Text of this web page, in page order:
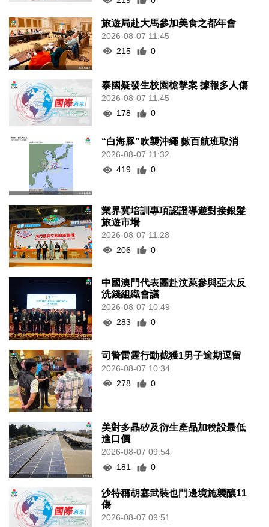
旅遊局赴大馬參加美食之都年會
2026-08-07 11:45
215
0
泰國疑發生校園槍擊案 據報多人傷
2026-08-07 11:45
178
0
“白海豚”吹襲沖繩 數百航班取消
2026-08-07 11:32
419
0
業界冀培訓專項認證導遊對接銀髮
旅遊市場
2026-08-07 11:28
206
0
中國澳門代表團赴汶萊參與亞太反
洗錢組織會議
2026-08-07 10:49
283
0
司警雷霆行動截獲1男子逾期逗留
2026-08-07 10:34
278
0
美對多晶矽及衍生產品加稅設最低
進口價
2026-08-07 09:54
181
0
沙特稱胡塞武裝也門邊境施襲釀11
傷
2026-08-07 09:51